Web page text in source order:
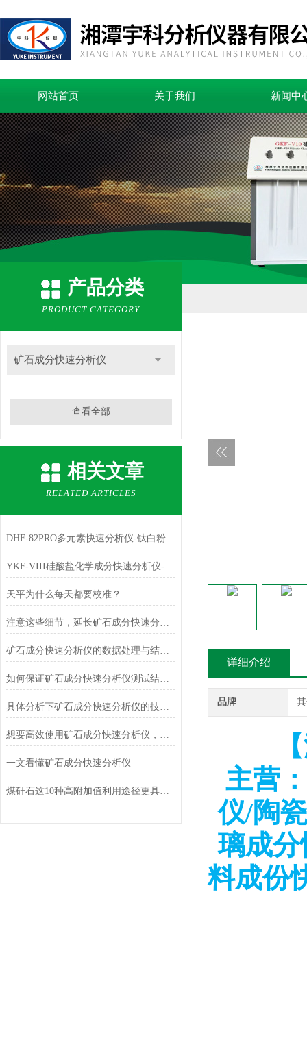
网站首页 关于我们 新闻中
产品分类
PRODUCT CATEGORY
矿石成分快速分析仪
查看全部
相关文章
RELATED ARTICLES
DHF-82PRO多元素快速分析仪-钛白粉、金红石中主成份TiO2的测定
YKF-VIII硅酸盐化学成分快速分析仪-铁红中主成份Fe2O3的测定
天平为什么每天都要校准？
注意这些细节，延长矿石成分快速分析仪使用寿命
矿石成分快速分析仪的数据处理与结果解释技巧
如何保证矿石成分快速分析仪测试结果的准确性和可靠性？
具体分析下矿石成分快速分析仪的技术原理
想要高效使用矿石成分快速分析仪，来看看这些！
一文看懂矿石成分快速分析仪
煤矸石这10种高附加值利用途径更具前景！
详细介绍
品牌
主营
仪/陶
璃成
料成份